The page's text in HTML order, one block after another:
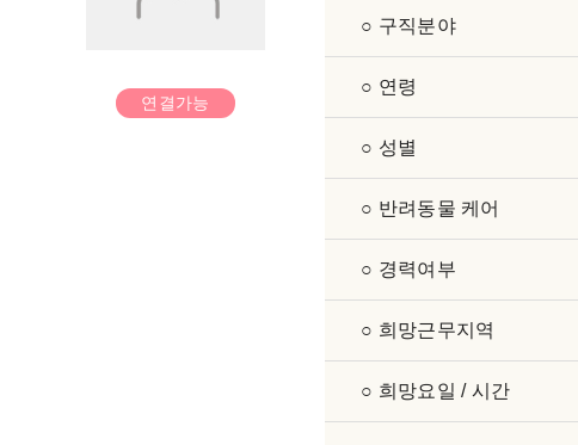
연결가능
○ 구직분야
○ 연령
○ 성별
○ 반려동물 케어
○ 경력여부
○ 희망근무지역
○ 희망요일 / 시간